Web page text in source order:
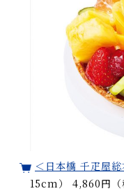
＜日本橋 千疋屋総
15cm） 4,860円（